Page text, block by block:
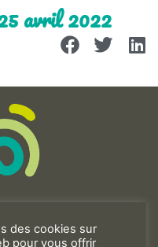
avril 2022
des cookies sur
pour vous offrir